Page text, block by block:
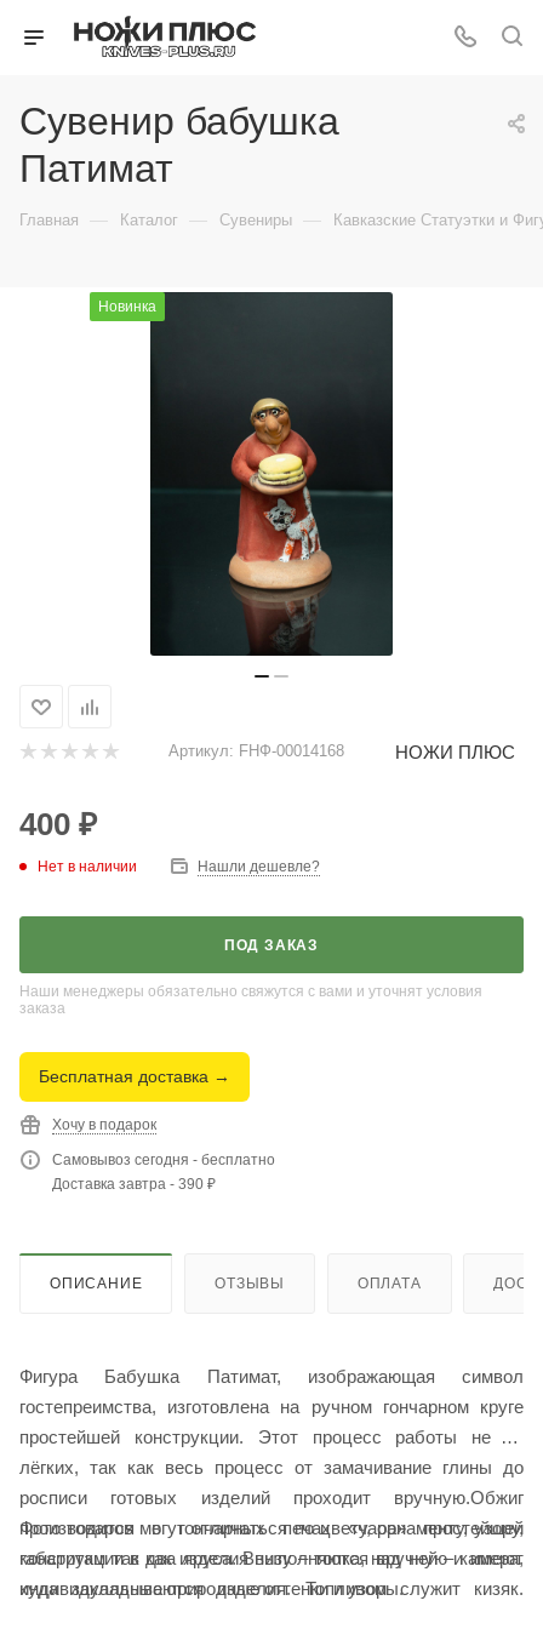
Сувенир бабушка
Патимат
Главная — Каталог — Сувениры — Кавказские Статуэтки и
Новинка
Артикул: FНФ-00014168 НОЖИ ПЛЮС
400 ₽
Нет в наличии Нашли дешевле?
ПОД ЗАКАЗ
Наши менеджеры обязательно свяжутся с вами и уточнят условия
заказа
Бесплатная доставка →
Хочу в подарок
Самовывоз сегодня - бесплатно
Доставка завтра - 390 ₽
ОПИСАНИЕ ОТЗЫВЫ ОПЛАТА
Фигура Бабушка Патимат, изображающая символ
гостепреимства, изготовлена на ручном гончарном круге
простейшей конструкции. Этот процесс работы не из
лёгких, так как весь процесс от замачивание глины до
росписи готовых изделий проходит вручную.Обжиг
производится в гончарных печах «чара» простейшей
конструкции в два яруса. Внизу – топка, над ней – камера,
куда закладываются изделия. Топливом служит кизяк.
Фото товаров могут отличаться по цвету, орнаменту, узору,
габаритам так как изделия выполняются вручную и имеют
индивидуальные природные оттенки и узоры.